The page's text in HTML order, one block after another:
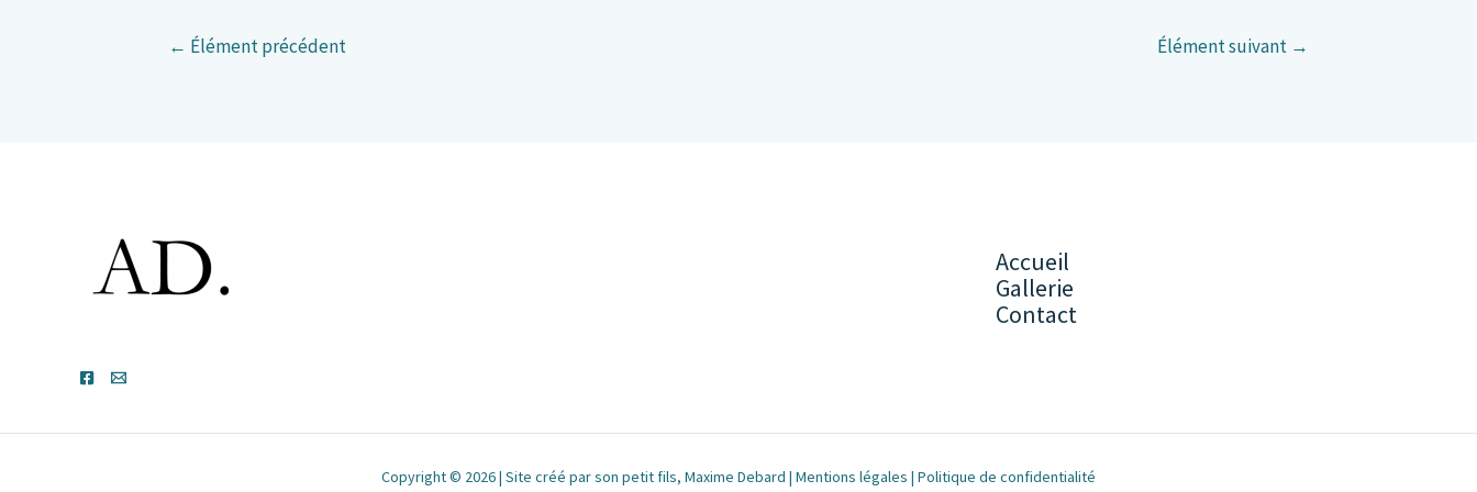
← Élément précédent Élément suivant →
Accueil
Gallerie
Contact
Copyright © 2026 | Site créé par son petit fils, Maxime Debard | Mentions légales | Politique de confidentialité